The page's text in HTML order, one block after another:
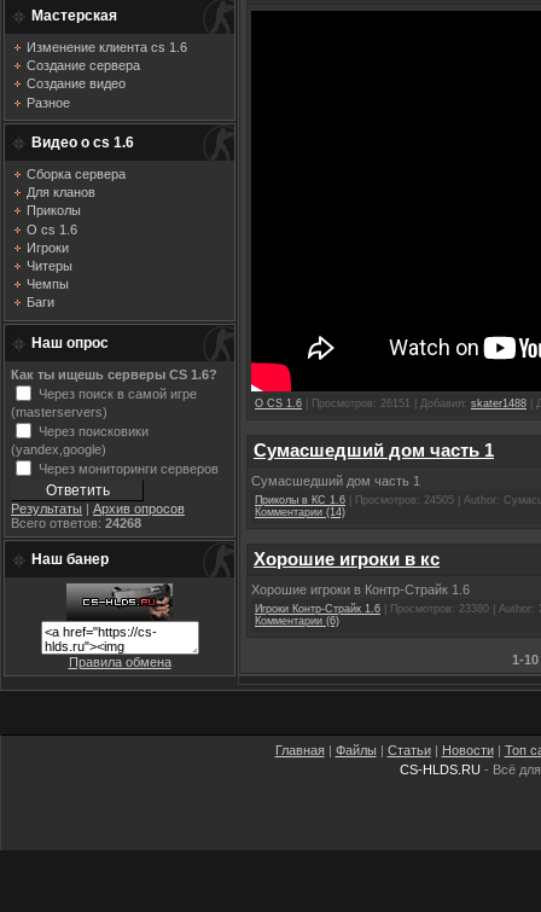
Мастерская
Изменение клиента cs 1.6
Создание сервера
Создание видео
Разное
Видео о cs 1.6
Сборка сервера
Для кланов
Приколы
О cs 1.6
Игроки
Читеры
Чемпы
Баги
Наш опрос
Как ты ищешь серверы CS 1.6?
Через поиск в самой игре
(masterservers)
Через поисковики
(yandex,google)
Через мониторинги серверов
Результаты | Архив опросов
Всего ответов: 24268
Наш банер
Правила обмена
О CS 1.6 | Просмотров: 26151 | Добавил: skater1488 |
Сумасшедший дом часть 1
Сумасшедший дом часть 1
Приколы в КС 1.6 | Просмотров: 24505 | Author:
Комментарии (14)
Хорошие игроки в кс
Хорошие игроки в Контр-Страйк 1.6
Игроки Контр-Страйк 1.6 | Просмотров: 23380 |
Комментарии (6)
1-10
Главная| Файлы | Статьи| Новости| Топ
CS-HLDS.RU - Всё